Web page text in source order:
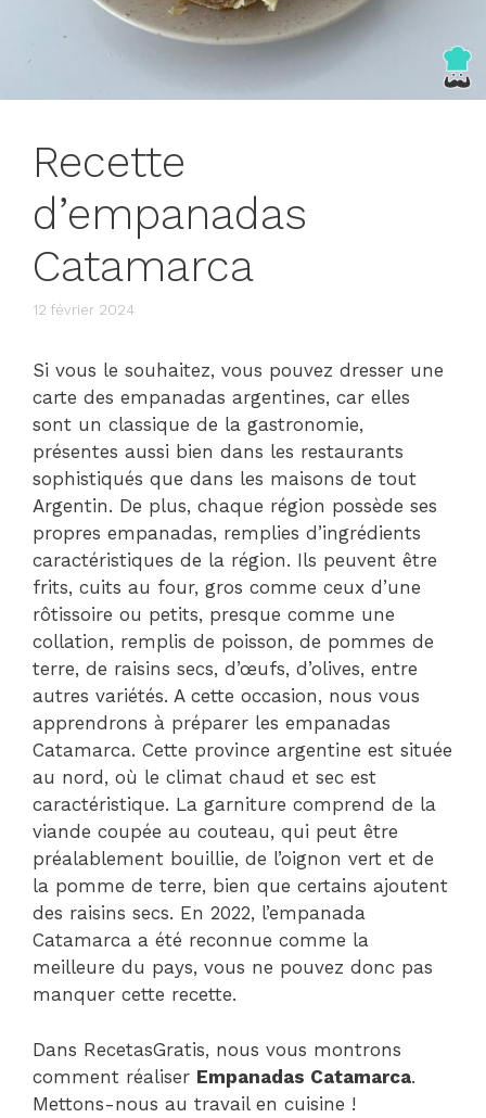
Recette
d’empanadas
Catamarca
12 février 2024
Si vous le souhaitez, vous pouvez dresser une
carte des empanadas argentines, car elles
sont un classique de la gastronomie,
présentes aussi bien dans les restaurants
sophistiqués que dans les maisons de tout
Argentin. De plus, chaque région possède ses
propres empanadas, remplies d’ingrédients
caractéristiques de la région. Ils peuvent être
frits, cuits au four, gros comme ceux d’une
rôtissoire ou petits, presque comme une
collation, remplis de poisson, de pommes de
terre, de raisins secs, d’œufs, d’olives, entre
autres variétés. A cette occasion, nous vous
apprendrons à préparer les empanadas
Catamarca. Cette province argentine est située
au nord, où le climat chaud et sec est
caractéristique. La garniture comprend de la
viande coupée au couteau, qui peut être
préalablement bouillie, de l’oignon vert et de
la pomme de terre, bien que certains ajoutent
des raisins secs. En 2022, l’empanada
Catamarca a été reconnue comme la
meilleure du pays, vous ne pouvez donc pas
manquer cette recette.
Dans RecetasGratis, nous vous montrons
comment réaliser Empanadas Catamarca.
Mettons-nous au travail en cuisine !